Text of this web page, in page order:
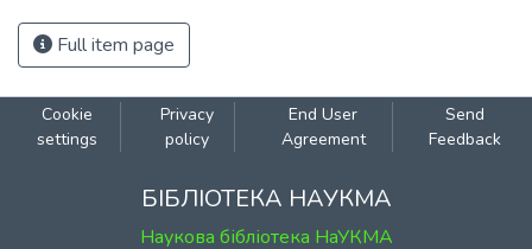
Full item page
Cookie
settings
Privacy
policy
End User
Agreement
Send
Feedback
БІБЛІОТЕКА НАУКМА
Наукова бібліотека НаУКМА